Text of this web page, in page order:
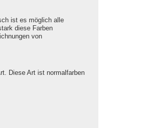
ist es möglich alle
diese Farben
von
Diese Art ist normalfarben